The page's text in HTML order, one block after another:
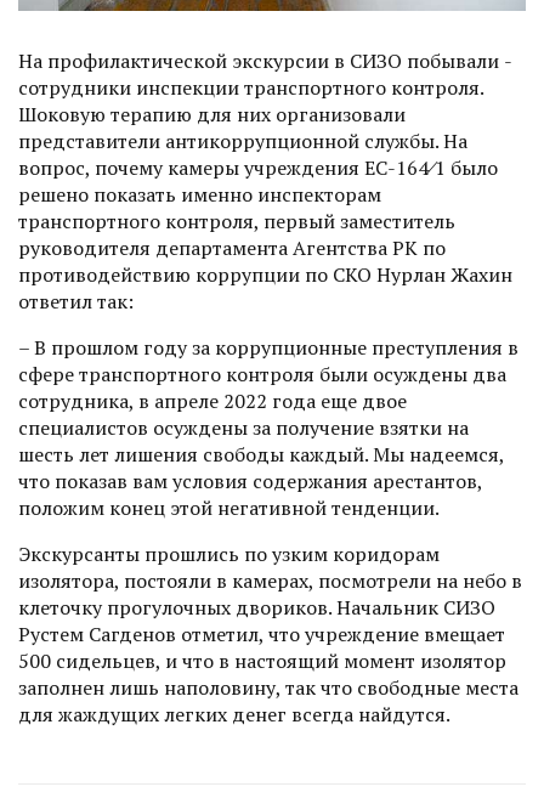
На профилактической экс­курсии в СИЗО побывали ­
сотрудники инспекции транс­портного контроля.
Шоковую терапию для них организовали
представители антикоррупционной службы. На
вопрос, почему камеры учреж­дения ЕС-164⁄1 было
решено показать именно инспекторам
транспортного контроля, первый заместитель
руководителя департамента Агентства РК по
противодействию коррупции по СКО Нурлан Жахин
ответил так:
– В прошлом году за коррупционные преступления в
сфере транспортного контроля были осуждены два
сотрудника, в апреле 2022 года еще двое
специалистов осуждены за получение взятки на
шесть лет лишения свободы каждый. Мы надеемся,
что показав вам условия содержания арестантов,
положим конец этой негативной тенденции.
Экскурсанты прошлись по узким коридорам
изолятора, постояли в камерах, посмотрели на небо в
клеточку прогулочных двориков. Начальник СИЗО
Рустем Сагденов отметил, что учреждение вмещает
500 сидельцев, и что в нас­тоящий момент изолятор
заполнен лишь наполовину, так что свободные места
для жаждущих легких денег всегда найдутся.